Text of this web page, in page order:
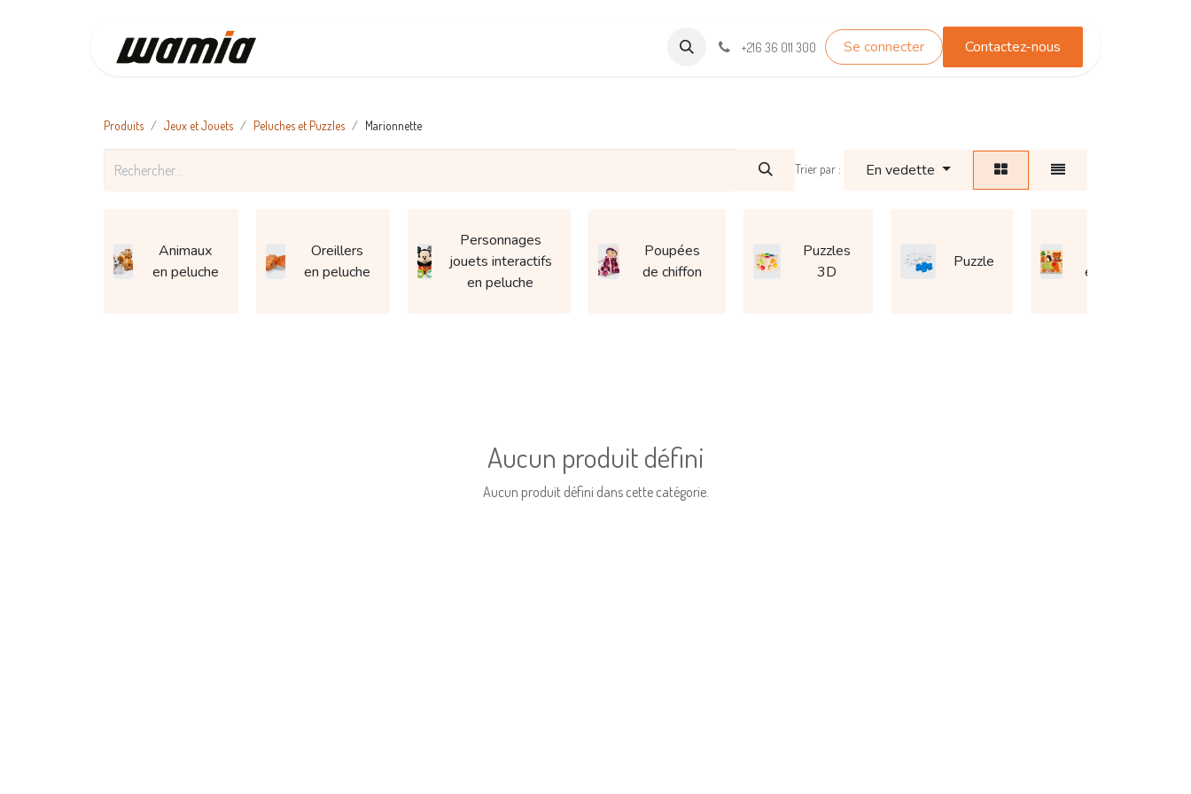
Wamia Marketpalce TEST_WHATSAPP Contactez-nous
+216 36 011 300 Se connecter Contactez-nous
Produits Jeux et Jouets Peluches et Puzzles Marionnette
Trier par : En vedette
Animaux
en peluche
Oreillers
en peluche
Personnages
jouets interactifs
en peluche
Poupées
de chiffon
Puzzles
3D
Puzzle
en bois
Aucun produit défini
Aucun produit défini dans cette catégorie.